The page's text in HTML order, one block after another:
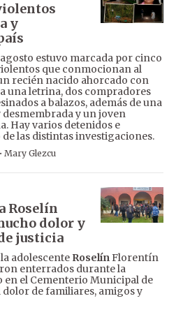
y
estuvo marcada por cinco
que conmocionan al
recién nacido ahorcado con
una letrina, dos compradores
a balazos, además de una
desmembrada y un joven
Hay varios detenidos e
las distintas investigaciones.
· Mary Glezcu
Roselín
dolor y
justicia
adolescente RoselínFlorentín
enterrados durante la
en el Cementerio Municipal de
dolor de familiares, amigos y